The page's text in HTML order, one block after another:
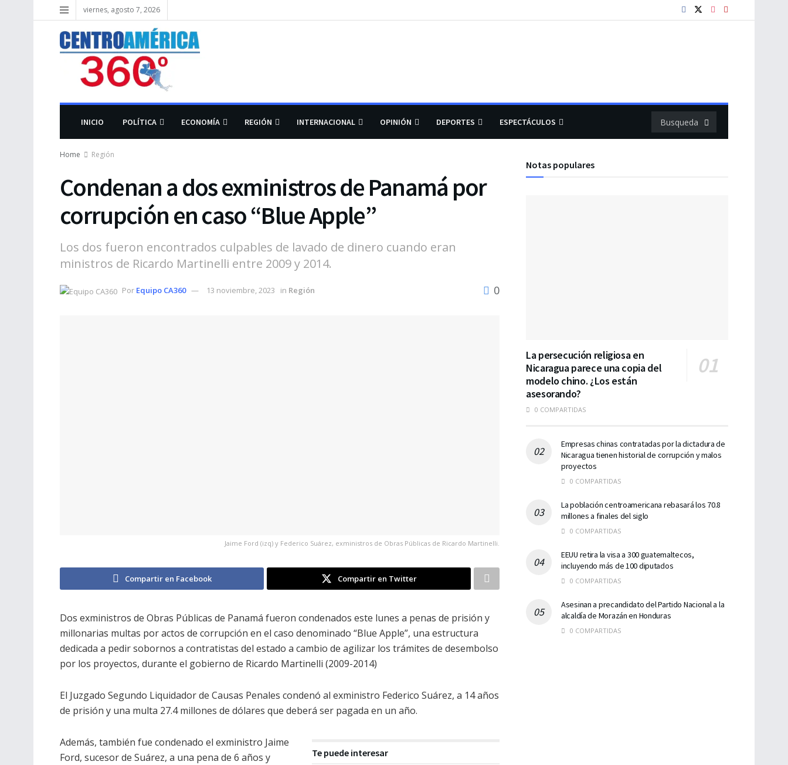
viernes, agosto 7, 2026
INICIO POLÍTICA ECONOMÍA REGIÓN INTERNACIONAL OPINIÓN DEPORTES ESPECTÁCULOS
Home Región
Condenan a dos exministros de Panamá por
corrupción en caso “Blue Apple”
Los dos fueron encontrados culpables de lavado de dinero cuando eran
ministros de Ricardo Martinelli entre 2009 y 2014.
Por Equipo CA360 13 noviembre, 2023 in Región 0
Jaime Ford (izq) y Federico Suárez, exministros de Obras Públicas de Ricardo Martinelli.
Compartir en Facebook Compartir en Twitter
Dos exministros de Obras Públicas de Panamá fueron condenados este lunes a penas de prisión y
millonarias multas por actos de corrupción en el caso denominado “Blue Apple”, una estructura
dedicada a pedir sobornos a contratistas del estado a cambio de agilizar los trámites de desembolso
por los proyectos, durante el gobierno de Ricardo Martinelli (2009-2014)
El Juzgado Segundo Liquidador de Causas Penales condenó al exministro Federico Suárez, a 14 años
de prisión y una multa 27.4 millones de dólares que deberá ser pagada en un año.
Te puede interesar
Además, también fue condenado el exministro Jaime
Ford, sucesor de Suárez, a una pena de 6 años y
Notas populares
La persecución religiosa en
Nicaragua parece una copia del
modelo chino. ¿Los están
asesorando?
0 COMPARTIDAS
Empresas chinas contratadas por la dictadura de
Nicaragua tienen historial de corrupción y malos
proyectos
0 COMPARTIDAS
La población centroamericana rebasará los 70.8
millones a finales del siglo
0 COMPARTIDAS
EEUU retira la visa a 300 guatemaltecos,
incluyendo más de 100 diputados
0 COMPARTIDAS
Asesinan a precandidato del Partido Nacional a la
alcaldía de Morazán en Honduras
0 COMPARTIDAS